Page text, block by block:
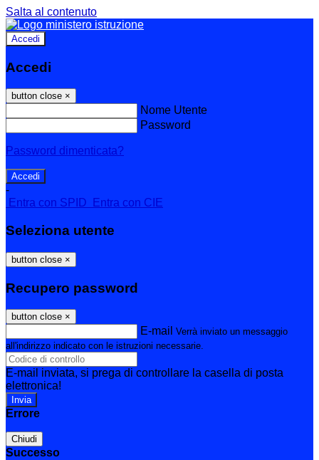
Salta al contenuto
Accedi
Accedi
button close ×
Nome Utente
Password
Password dimenticata?
-
Entra con SPID
Entra con CIE
Seleziona utente
button close ×
Recupero password
button close ×
E-mail Verrà inviato un messaggio
all'indirizzo indicato con le istruzioni necessarie.
E-mail inviata, si prega di controllare la casella di posta
elettronica!
Errore
Chiudi
Successo